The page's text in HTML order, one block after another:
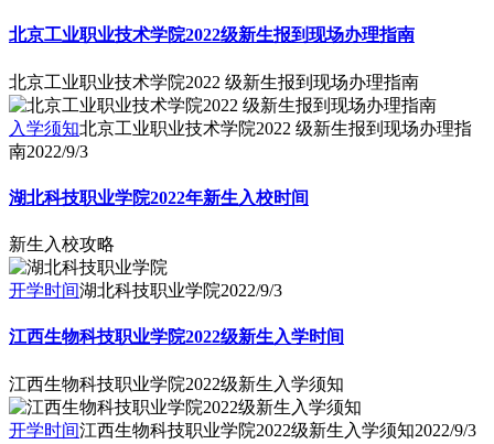
北京工业职业技术学院2022级新生报到现场办理指南
北京工业职业技术学院2022 级新生报到现场办理指南
入学须知北京工业职业技术学院2022 级新生报到现场办理指
南2022/9/3
湖北科技职业学院2022年新生入校时间
新生入校攻略
开学时间湖北科技职业学院2022/9/3
江西生物科技职业学院2022级新生入学时间
江西生物科技职业学院2022级新生入学须知
开学时间江西生物科技职业学院2022级新生入学须知2022/9/3